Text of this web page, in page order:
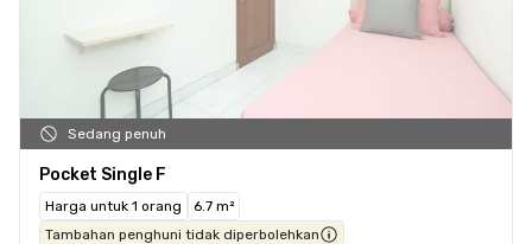
Sedang penuh
Pocket Single F
Harga untuk 1 orang
6.7 m²
Tambahan penghuni tidak diperbolehkan